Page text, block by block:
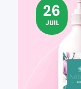
26
JUIL